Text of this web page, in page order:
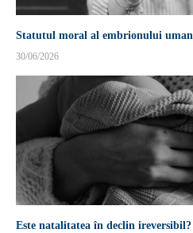
Statutul moral al embrionului uman
30/06/2026
Este natalitatea în declin ireversibil?